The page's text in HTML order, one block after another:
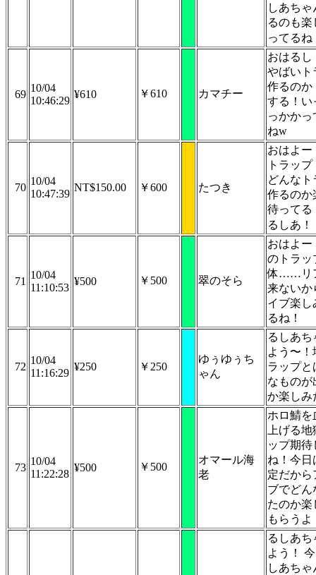
しあち
るのも楽
ってるね
69
10/04
10:46:29
¥610 ￥610 カマチー
おはるし
やばいト
作るのか
する！い
っかかっ
ねw
70
10/04
10:47:39
NT$150.00 ￥600 たつき
おはよー
トラッ
どんなト
作るのか
待ってる
るしあ！
71
10/04
11:10:53
¥500 ￥500 翠のそら
おはよー
のトラッ
体……リ
来ないか
イブ楽し
るね！
72
10/04
11:16:29
¥250 ￥250
ゆぅゆぅち
ゃん
るしあち
よう〜！
ラップと
なものが
か楽しみ
73
10/04
11:22:28
¥500 ￥500
オマール海
老
ホロ鯖を
上げる
ップ期待
ね！今日
定だから
ブでどん
たのか楽
もらうよ
るしあち
よう！
しあち